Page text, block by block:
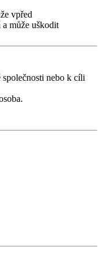
vpřed
a může uškodit
společnosti nebo k cíli